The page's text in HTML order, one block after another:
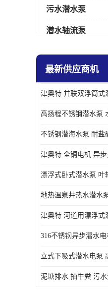
污水潜水泵
潜水轴流泵
螺旋离心泵
控制柜
最新供应商机